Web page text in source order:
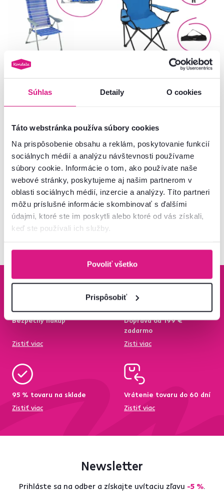
Súhlas Detaily O cookies
Táto webstránka používa súbory cookies
Na prispôsobenie obsahu a reklám, poskytovanie funkcií
sociálnych médií a analýzu návštevnosti používame
súbory cookie. Informácie o tom, ako používate naše
webové stránky, poskytujeme aj našim partnerom v
oblasti sociálnych médií, inzercie a analýzy. Títo partneri
môžu príslušné informácie skombinovať s ďalšími
údajmi, ktoré ste im poskytli alebo ktoré od vás získali,
keď ste používali ich služby.
Povoliť všetko
Prispôsobiť
4,8 1
modrá/sivá, AVELAR
čierna, GASTON
3 Farba - detailná
Pozreli ste6produktov z6
Bezpečný nákup
Zistiť viac
Doprava od 199 €
zadarmo
Zisti viac
95 % tovaru na sklade
Zistiť viac
Vrátenie tovaru do 60 dní
Zistiť viac
Newsletter
Prihláste sa na odber a získajte uvítaciu zľavu -5 %.